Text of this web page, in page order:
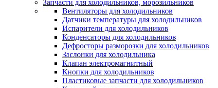
Запчасти для холодильников, морозильников
Вентиляторы для холодильников
Датчики температуры для холодильников
Испарители для холодильников
Конденсаторы для холодильников
Дефросторы разморозки для холодильников
Заслонки для холодильника
Клапан электромагнитный
Кнопки для холодильников
Пластиковые запчасти для холодильников